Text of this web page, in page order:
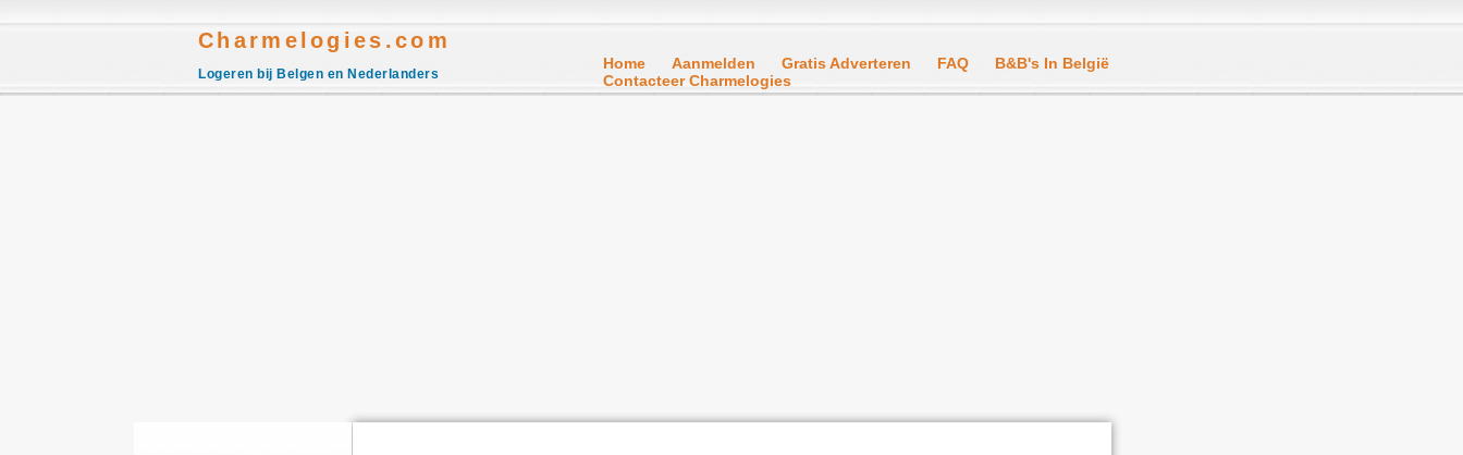
Charmelogies.com
Logeren bij Belgen en Nederlanders
Home Aanmelden Gratis Adverteren FAQ
B&B's In België
Contacteer Charmelogies